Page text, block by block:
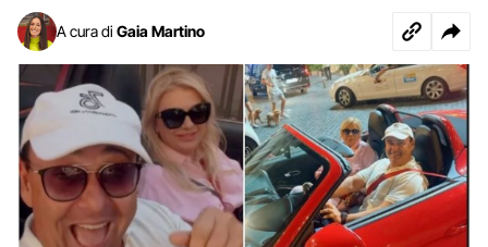
A cura di Gaia Martino